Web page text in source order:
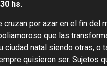
hs.
cruzan por azar en el fin del
que las
ciudad natal siendo otras, o
quisieron ser. Sujetos